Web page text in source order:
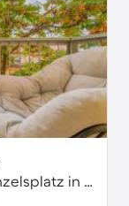
Gemütliche Ferienwohnung | Wenzelsplatz in der Nähe